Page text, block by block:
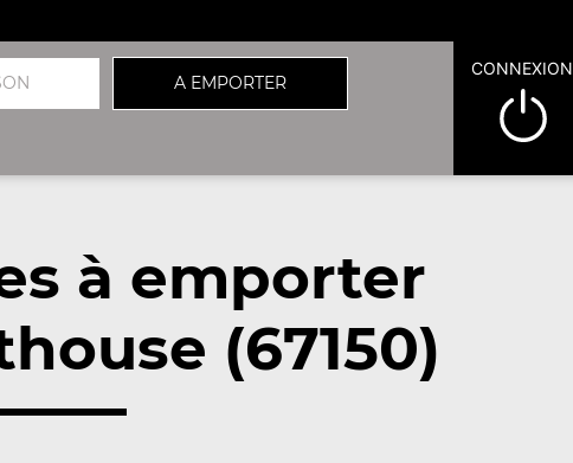
A EMPORTER
CONNEXION
à emporter
(67150)